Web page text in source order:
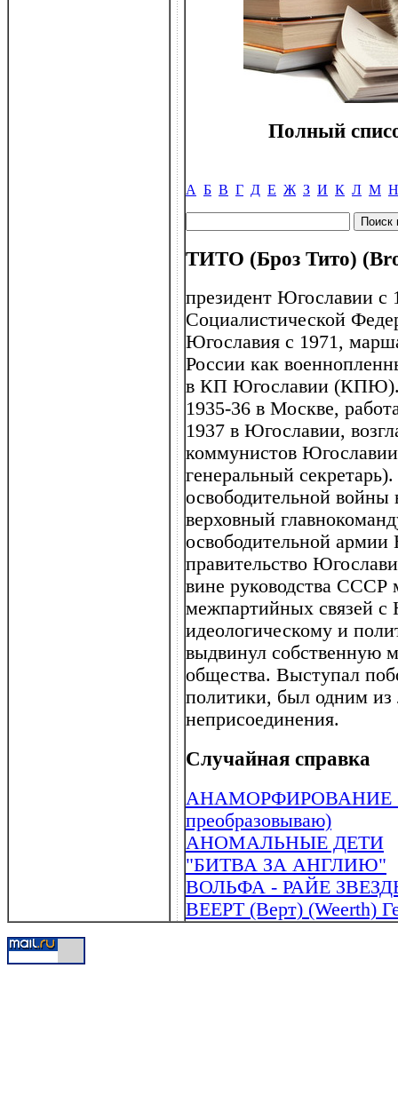
Полный
А Б В Г Д Е Ж З И К Л М Н
ТИТО (Броз Тито)
президент Югославии с
Социалистической
Югославия с 1971,
России как
в КП Югославии (КПЮ).
1935-36 в Москве,
1937 в Югославии,
коммунистов
генеральный
освободительной
верховный
освободительной
правительство
вине руководства СССР
межпартийных связей с
идеологическому и
выдвинул собственную
общества. Выступал
политики, был одним
неприсоединения.
Случайная справка
АНАМОРФИРОВАНИЕ
преобразовываю)
АНОМАЛЬНЫЕ ДЕТИ
"БИТВА ЗА АНГЛИЮ"
ВОЛЬФА - РАЙЕ
ВЕЕРТ (Верт) (Weerth)